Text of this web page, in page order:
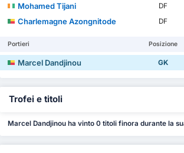
Mohamed Tijani
DF
Charlemagne Azongnitode
DF
Portieri Posizione
Marcel Dandjinou GK
Trofei e titoli
Marcel Dandjinou ha vinto 0 titoli finora durante la